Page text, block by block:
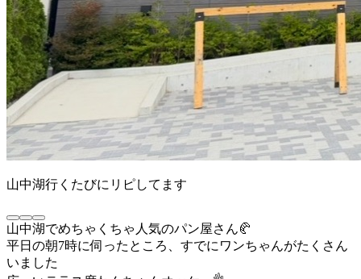
山中湖行くたびにリピしてます
山中湖でめちゃくちゃ人気のパン屋さん🥐
平日の朝7時に伺ったところ、すでにワンちゃんがたくさん
いました